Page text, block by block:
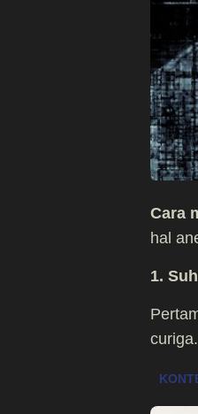
Cara
hal
1.
curiga.